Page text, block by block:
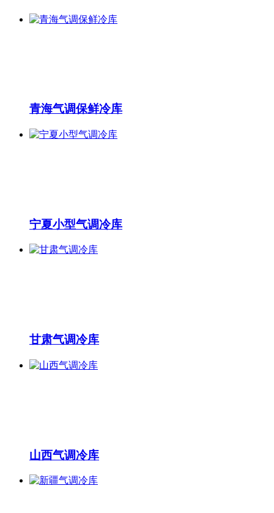
青海气调保鲜冷库
宁夏小型气调冷库
甘肃气调冷库
山西气调冷库